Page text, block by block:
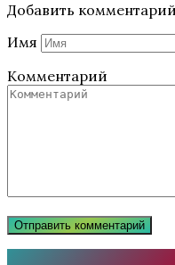
Добавить комментарий
Имя
Комментарий